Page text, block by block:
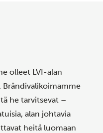
olleet LVI-alan
Brändivalikoimamme
he tarvitsevat –
alan johtavia
heitä luomaan